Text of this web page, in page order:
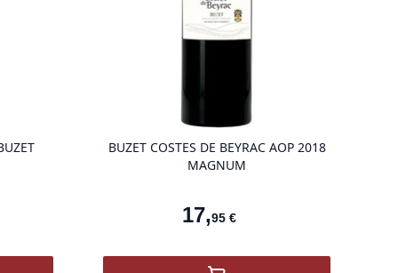
product variant items in cart, view bag
BUZET COSTES DE BEYRAC AOP 2018
MAGNUM
17,95 €